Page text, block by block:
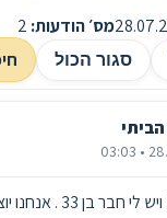
מס׳ הודעות:
סגור הכול
אני רווקה בת 29 ויש לי